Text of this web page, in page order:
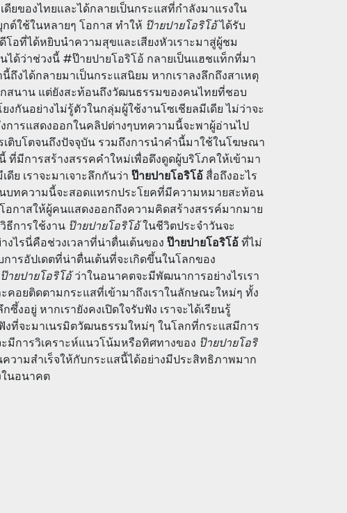
ดียของไทยและได้กลายเป็นกระแสที่กำลังมาแรงใน
ต์ใช้ในหลายๆ โอกาส ทำให้ ป๊ายปายโอริโอ้ได้รับ
อที่ได้หยิบนำความสุขและเสียงหัวเราะมาสู่ผู้ชม
ได้ว่าช่วงนี้ #ป๊ายปายโอริโอ้ กลายเป็นแฮชแท็กที่มา
งได้กลายมาเป็นกระแสนิยม หากเราลงลึกถึงสาเหตุ
สนาน แต่ยังสะท้อนถึงวัฒนธรรมของคนไทยที่ชอบ
กันอย่างไม่รู้ตัวในกลุ่มผู้ใช้งานโซเชียลมีเดีย ไม่ว่าจะ
ารแสดงออกในคลิปต่างๆบทความนี้จะพาผู้อ่านไป
เติบโตจนถึงปัจจุบัน รวมถึงการนำคำนี้มาใช้ในโฆษณา
มีการสร้างสรรคคำใหม่เพื่อดึงดูดผู้บริโภคให้เข้ามา
ย เราจะมาเจาะลึกกันว่า ป๊ายปายโอริโอ้ สื่อถึงอะไร
ทความนี้จะสอดแทรกประโยคที่มีความหมายสะท้อน
อกาสให้ผู้คนแสดงออกถึงความคิดสร้างสรรค์มากมาย
ธีการใช้งาน ป๊ายปายโอริโอ้ในชีวิตประจำวันจะ
ไรนี่คือช่วงเวลาที่น่าตื่นเต้นของ ป๊ายปายโอริโอ้ที่ไม่
ารอัปเดตที่น่าตื่นเต้นที่จะเกิดขึ้นในโลกของ
ป๊ายปายโอริโอ้ว่าในอนาคตจะมีพัฒนาการอย่างไรเรา
คอยติดตามกระแสที่เข้ามาถึงเราในลักษณะใหม่ๆ ทั้ง
อยู่ หากเรายังคงเปิดใจรับฟัง เราจะได้เรียนรู้
ที่จะมาเนรมิตวัฒนธรรมใหม่ๆ ในโลกที่กระแสมีการ
มีการวิเคราะห์แนวโน้มหรือทิศทางของ ป๊ายปายโอริ
วามสำเร็จให้กับกระแสนี้ได้อย่างมีประสิทธิภาพมาก
นอนาคต